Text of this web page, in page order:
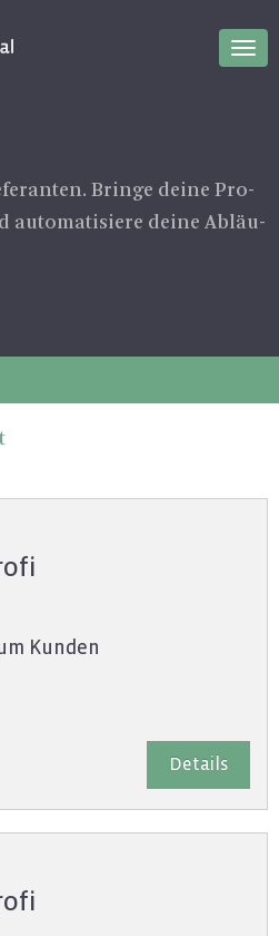
Brin­ge deine Pro­
au­to­ma­ti­sie­re deine Ab­läu­
Kun­den
De­tails